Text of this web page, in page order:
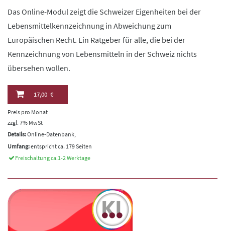
Das Online-Modul zeigt die Schweizer Eigenheiten bei der
Lebensmittelkennzeichnung in Abweichung zum
Europäischen Recht. Ein Ratgeber für alle, die bei der
Kennzeichnung von Lebensmitteln in der Schweiz nichts
übersehen wollen.
17,00 €
Preis pro Monat
zzgl. 7% MwSt
Details:Online-Datenbank,
Umfang:entspricht ca. 179 Seiten
Freischaltung ca.1-2 Werktage